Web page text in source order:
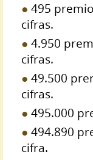
495
cifras.
4.950
cifras.
49.500
cifras.
495.000
494.890
cifra.